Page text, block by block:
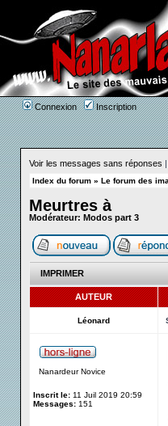
Connexion Inscription
Voir les messages sans réponses |
Index du forum » Le forum des
Meurtres à
Modérateur: Modos part 3
IMPRIMER
AUTEUR
Léonard
Nanardeur Novice
Inscrit le: 11 Juil 2019 20:59
Messages: 151